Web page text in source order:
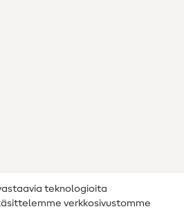
teknologioita
verkkosivustomme